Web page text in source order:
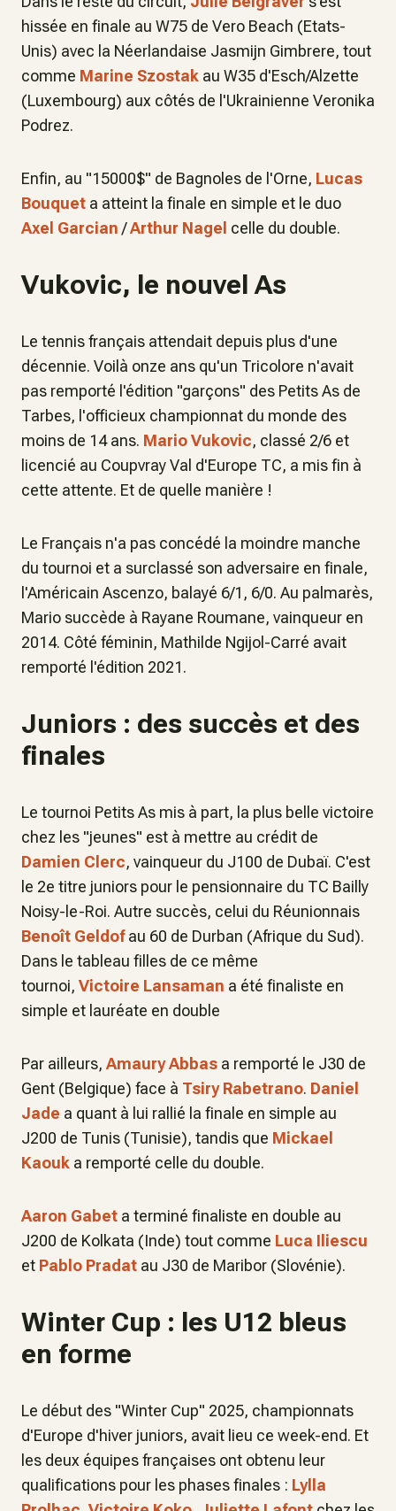
hissée en finale au W75 de Vero Beach (Etats-
Unis) avec la Néerlandaise Jasmijn Gimbrere, tout
comme Marine Szostak au W35 d'Esch/Alzette
(Luxembourg) aux côtés de l'Ukrainienne Veronika
Podrez.
Enfin, au "15000$" de Bagnoles de l'Orne, Lucas
Bouquet a atteint la finale en simple et le duo
Axel Garcian /Arthur Nagel celle du double.
Vukovic, le nouvel As
Le tennis français attendait depuis plus d'une
décennie. Voilà onze ans qu'un Tricolore n'avait
pas remporté l'édition "garçons" des Petits As de
Tarbes, l'officieux championnat du monde des
moins de 14 ans. Mario Vukovic, classé 2/6 et
licencié au Coupvray Val d'Europe TC, a mis fin à
cette attente. Et de quelle manière !
Le Français n'a pas concédé la moindre manche
du tournoi et a surclassé son adversaire en finale,
l'Américain Ascenzo, balayé 6/1, 6/0. Au palmarès,
Mario succède à Rayane Roumane, vainqueur en
2014. Côté féminin, Mathilde Ngijol-Carré avait
remporté l'édition 2021.
Juniors : des succès et des
finales
Le tournoi Petits As mis à part, la plus belle victoire
chez les "jeunes" est à mettre au crédit de
Damien Clerc, vainqueur du J100 de Dubaï. C'est
le 2e titre juniors pour le pensionnaire du TC Bailly
Noisy-le-Roi. Autre succès, celui du Réunionnais
Benoît Geldofau 60 de Durban (Afrique du Sud).
Dans le tableau filles de ce même
tournoi, Victoire Lansaman a été finaliste en
simple et lauréate en double
Par ailleurs, Amaury Abbas a remporté le J30 de
Gent (Belgique) face à Tsiry Rabetrano. Daniel
Jade a quant à lui rallié la finale en simple au
J200 de Tunis (Tunisie), tandis que Mickael
Kaouk a remporté celle du double.
Aaron Gabet a terminé finaliste en double au
J200 de Kolkata (Inde) tout comme Luca Iliescu
et Pablo Pradat au J30 de Maribor (Slovénie).
Winter Cup : les U12 bleus
en forme
Le début des "Winter Cup" 2025, championnats
d'Europe d'hiver juniors, avait lieu ce week-end. Et
les deux équipes françaises ont obtenu leur
qualifications pour les phases finales : Lylla